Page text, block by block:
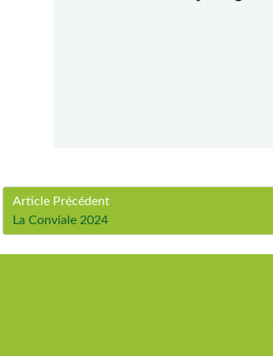
Article Précédent
La Conviale 2024